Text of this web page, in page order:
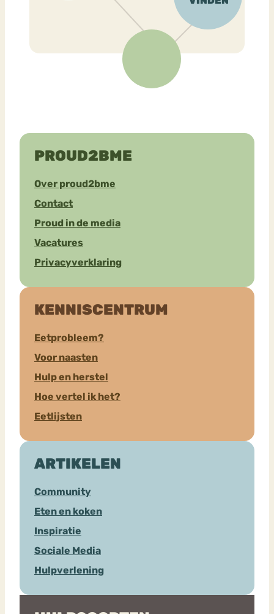
PROUD2BME
Over proud2bme
Contact
Proud in de media
Vacatures
Privacyverklaring
KENNISCENTRUM
Eetprobleem?
Voor naasten
Hulp en herstel
Hoe vertel ik het?
Eetlijsten
ARTIKELEN
Community
Eten en koken
Inspiratie
Sociale Media
Hulpverlening